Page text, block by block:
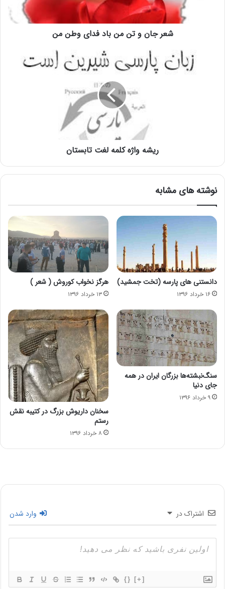
شعر جان و تن من باد فدای وطن من
ریشه واژه کلمه لغت تابستان
نوشته های مشابه
دانستنی های پارسه (تخت جمشید)
۱۶ خرداد ۱۳۹۶
هرگز نخواب کوروش ( شعر )
۱۳ خرداد ۱۳۹۶
سنگ‌نبشته‌ها بزرگان ایران در همه
جای دنیا
۹ خرداد ۱۳۹۶
سخنان داریوش بزرگ در کتیبه نقش
رستم
۸ خرداد ۱۳۹۶
اشتراک در وارد شدن
{} [+]